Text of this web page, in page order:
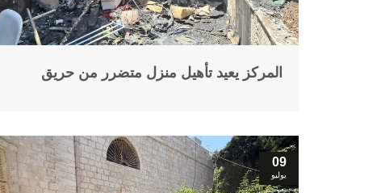
المركز يعيد تأهيل منزل متضرر من حريق
09
يوليو